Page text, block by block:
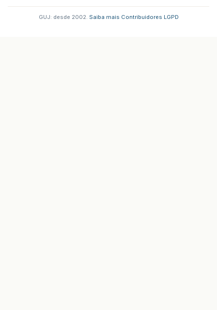
GUJ: desde 2002. Saiba mais Contribuidores LGPD